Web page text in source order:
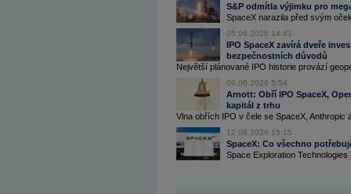
S&P odmítla výjimku pro
SpaceX narazila před svým
05.06.2026 14:41
IPO SpaceX zavírá dveře
bezpečnostních důvodů
Největší plánované IPO historie provází
09.06.2026 5:54
Arnott: Obří IPO SpaceX,
kapitál z trhu
Vlna obřích IPO v čele se SpaceX, Anthropic
12.06.2026 15:15
SpaceX: Co všechno
Space Exploration